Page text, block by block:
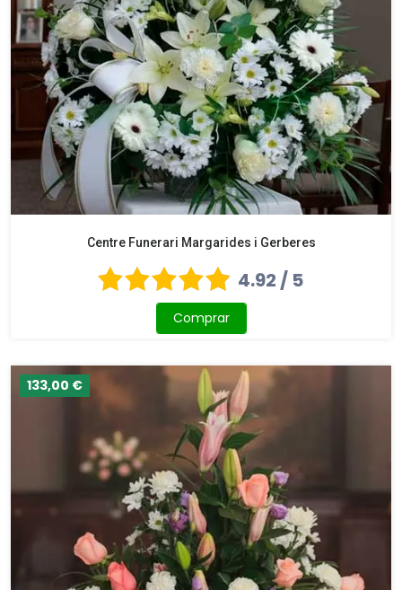
Centre Funerari Margarides i Gerberes
4.92 / 5
Comprar
133,00 €